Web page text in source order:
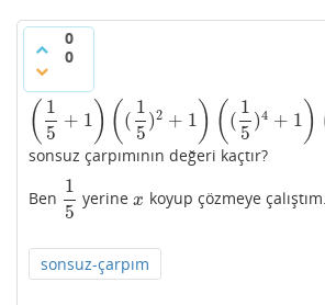
0
0
( 1
5
+ 1 )( (
1
5
)2 + 1 ) ( (
1
5
)4 + 1 )
(1 5+ 1)(( 15 )2 + 1 ((15) 4+ 1)( 1 5 6 +1)⋯
sonsuz çarpımının değeri kaçtır?
Ben
1
5
15 yerinex
x koyup çözmeye
sonsuz-çarpım